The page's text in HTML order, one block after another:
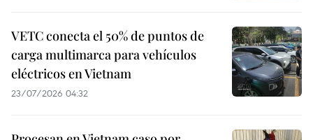
VETC conecta el 50% de puntos de
carga multimarca para vehículos
eléctricos en Vietnam
23/07/2026 04:32